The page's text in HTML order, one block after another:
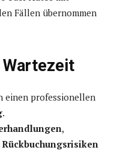
Fällen übernommen
einen professionellen
.
,
Rückbuchungsrisiken